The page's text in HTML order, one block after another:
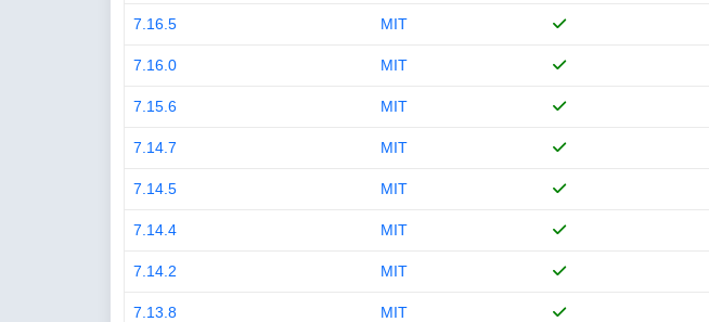
7.16.5 MIT
7.16.0 MIT
7.15.6 MIT
7.14.7 MIT
7.14.5 MIT
7.14.4 MIT
7.14.2 MIT
7.13.8 MIT